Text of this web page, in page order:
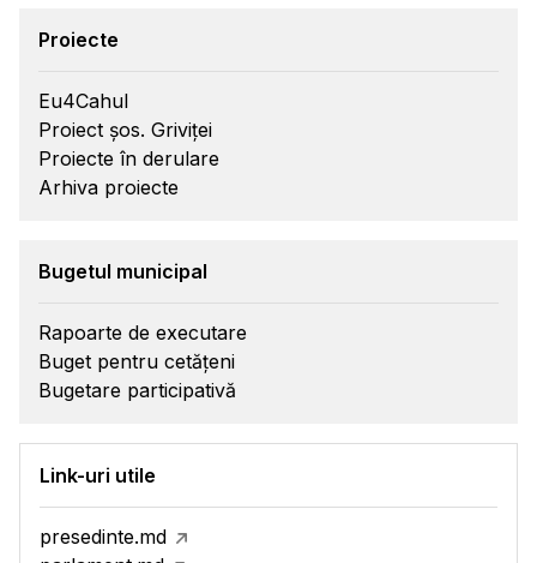
Proiecte
Eu4Cahul
Proiect șos. Griviței
Proiecte în derulare
Arhiva proiecte
Bugetul municipal
Rapoarte de executare
Buget pentru cetățeni
Bugetare participativă
Link-uri utile
presedinte.md